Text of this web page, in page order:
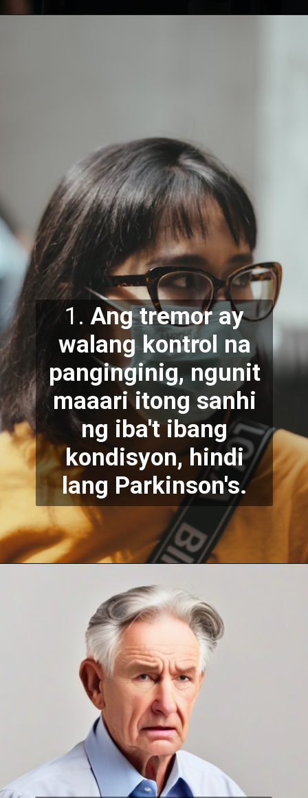
1.Ang tremor ay
walang kontrol na
panginginig, ngunit
maaari itong sanhi
ng iba't ibang
kondisyon, hindi
lang Parkinson's.